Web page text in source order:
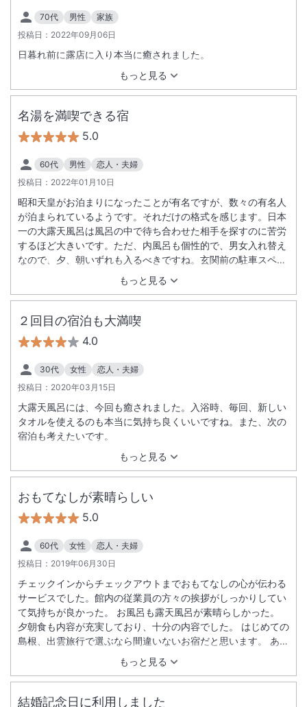
○ 特典の昭和天皇御座所は行きませんでした。 値段対比と
しては普通かなという印象。 昔ながらの旅館で階段も多く導線
は複雑でした。 家族旅行にはいいと思います。
70代 男性
家族
投稿日： 2022年09月06日
もっと見る
日暮れ前に露店に入り本当に癒されました。
名湯を満喫できる宿
5.0
60代 男性
恋人・夫婦
投稿日： 2022年01月10日
もっと見る
昭和天皇がお泊まりになったことが有名ですが、数々の有名人
が泊まられているようです。それだけの格式を感じます。日本
一の大露天風呂は風呂の中で待ち合わせた相手を探すのに苦労
するほど大きいです。ただ、内風呂も個性的で、男女入れ替え
なので、夕、朝いずれも入るべきですね。玄関前の駐車スペー
スは狭いですが、到着時出発時ともにスタッフの方が駐車場に
運転していただけるので安心です。温泉街の中央に位置するの
で、温泉街のそぞろ歩きにも好適です。
２回目の宿泊も大満喫
4.0
30代 女性
恋人・夫婦
投稿日： 2020年03月15日
もっと見る
大露天風呂には、今回も癒されました。入浴時、毎回、新しい
タオルを使えるのも本当に気持ち良くいいですね。また、次の
宿泊も考えたいです。
おもてなしが素晴らしい
5.0
60代 女性
恋人・夫婦
投稿日： 2019年06月30日
もっと見る
チェックインからチェックアウトまでおもてなしの心が伝わる
サービスでした。館内の従業員の方々の挨拶がしっかりしてい
て気持ちが良かった。 お風呂も露天風呂が素晴らしかった。
夕朝食も内容が充実しており、十分の内容でした。 はじめての
島根、出雲旅行で選ぶなら間違いないお宿だと思います。 あり
結婚記念日に利用しました